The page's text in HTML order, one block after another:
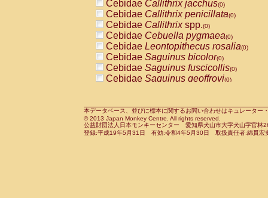
PitheciidaePithecia monachus
PitheciidaePithecia pithecia(0)
CercopithecidaeCercocebus agilis
CercopithecidaeCercocebus
CercopithecidaeCercocebus
CercopithecidaeCercocebus
CercopithecidaeCercocebus
CercopithecidaeCercocebushybrid
CercopithecidaePapio anubis(0)
CercopithecidaePapio cynocephalus
CercopithecidaePapio hamadryas(0)
Cebidae Callithrix jacchus(0)
Cebidae Callithrix penicillata(0)
Cebidae Callithrixspp.(0)
Cebidae Cebuella pygmaea(0)
Cebidae Leontopithecus rosalia(0)
Cebidae Saguinus bicolor(0)
Cebidae Saguinus fuscicollis(0)
Cebidae Saguinus geoffroyi(0)
CebidaeSaguinus leucopus(0)
CebidaeSaguinus midas(0)
Cebidae Saguinus mystax(0)
本データベース、並びに標本に関するお問い合わせはキュレータ
© 2013 Japan Monkey Centre. All rights reserved.
公益財団法人日本モンキーセンター 愛知県犬山市大字犬山字官
登録:平成19年5月31日 有効:令和4年5月30日 取扱責任者:綿貫宏